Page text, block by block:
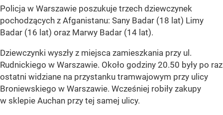
Policja w Warszawie poszukuje trzech dziewczynek
pochodzących z Afganistanu: Sany Badar (18 lat) Limy
Badar (16 lat) oraz Marwy Badar (14 lat).
Dziewczynki wyszły z miejsca zamieszkania przy ul.
Rudnickiego w Warszawie. Około godziny 20.50 były po raz
ostatni widziane na przystanku tramwajowym przy ulicy
Broniewskiego w Warszawie. Wcześniej robiły zakupy
w sklepie Auchan przy tej samej ulicy.